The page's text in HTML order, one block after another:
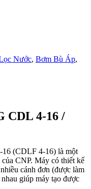
Nước, Bơm Bù Áp,
CDL 4-16 /
(CDLF 4-16) là một
của CNP. Máy có thiết kế
cánh đơn (được làm
giúp máy tạo được